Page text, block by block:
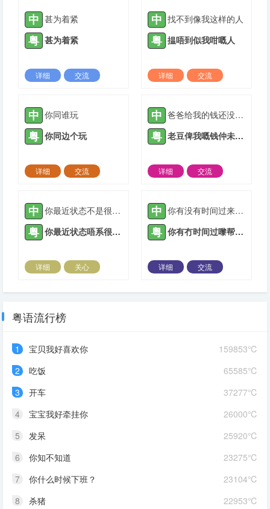
中 甚为着紧
粤 甚为着紧
详细
交流
中 找不到像我这样的人
粤 揾唔到似我咁嘅人
详细
交流
中 你同谁玩
粤 你同边个玩
详细
交流
中 爸爸给我的钱还没有用完。
粤 老豆俾我嘅钱仲未用晒。
详细
交流
中 你最近状态不是很好哦，有什么事吗？
粤 你最近状态唔系很好哦，有乜事吗？
详细
关心
中 你有没有时间过来帮忙一下？
粤 你有冇时间过嚟帮下手？
详细
交流
粤语流行榜
159853℃
1
宝贝我好喜欢你
65585℃
2
吃饭
37277℃
3
开车
26000℃
4
宝宝我好牵挂你
25920℃
5
发呆
23275℃
6
你知不知道
23104℃
7
你什么时候下班？
22953℃
8
杀猪